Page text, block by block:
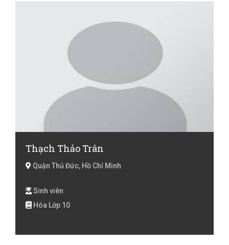
Thạch Thảo Trân
Quận Thủ Đức, Hồ Chí Minh
Sinh viên
Hóa Lớp 10